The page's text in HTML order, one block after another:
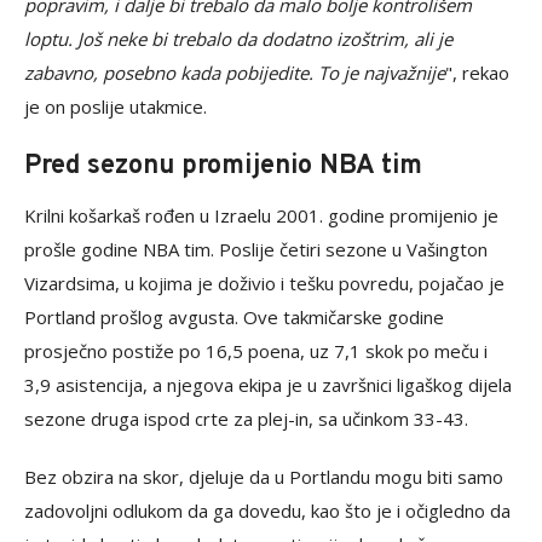
popravim, i dalje bi trebalo da malo bolje kontrolišem
loptu. Još neke bi trebalo da dodatno izoštrim, ali je
zabavno, posebno kada pobijedite. To je najvažnije", rekao
je on poslije utakmice.
Pred sezonu promijenio NBA tim
Krilni košarkaš rođen u Izraelu 2001. godine promijenio je
prošle godine NBA tim. Poslije četiri sezone u Vašington
Vizardsima, u kojima je doživio i tešku povredu, pojačao je
Portland prošlog avgusta. Ove takmičarske godine
prosječno postiže po 16,5 poena, uz 7,1 skok po meču i
3,9 asistencija, a njegova ekipa je u završnici ligaškog dijela
sezone druga ispod crte za plej-in, sa učinkom 33-43.
Bez obzira na skor, djeluje da u Portlandu mogu biti samo
zadovoljni odlukom da ga dovedu, kao što je i očigledno da